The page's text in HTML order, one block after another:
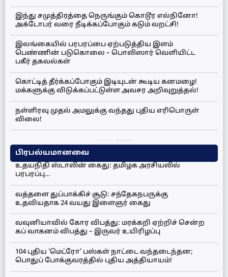
இந்து சமுத்திரத்தை நெருங்கும் கொடூர எல்நினோ!
அக்டோபர் வரை நீடிக்கப்போகும் கடும் வறட்சி!
இலங்கையில் பரபரப்பை ஏற்படுத்திய இளம்
பெண்ணின் படுகொலை – பொலிஸார் வெளியிட்ட
பகீர் தகவல்கள்
கொட்டித் தீர்க்கப்போகும் இடியுடன் கூடிய கனமழை!
மக்களுக்கு விடுக்கப்பட்டுள்ள அவசர அறிவுறுத்தல்!
நள்ளிரவு முதல் அமலுக்கு வந்தது புதிய எரிபொருள்
விலை!
பிரபல்யமானவை
உதயநிதி ஸ்டாலின் கைது: தமிழக அரசியலில்
பரபரப்பு…
வத்தளை துப்பாக்கிச் சூடு: சந்தேகநபருக்கு
உதவியதாக 24 வயது இளைஞர் கைது
வவுனியாவில் கோர விபத்து: மரக்கறி ஏற்றிச் சென்ற
கப் வாகனம் விபத்து – இருவர் உயிரிழப்பு
104 புதிய ‘மெட்ரோ’ பஸ்கள் நாட்டை வந்தடைந்தன;
பொதுப் போக்குவரத்தில் புதிய அத்தியாயம்!